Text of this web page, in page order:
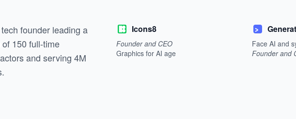
founder leading a
150 full-time
and serving 4M
Icons8
Founder and CEO
Graphics for AI age
Face AI and
Founder and